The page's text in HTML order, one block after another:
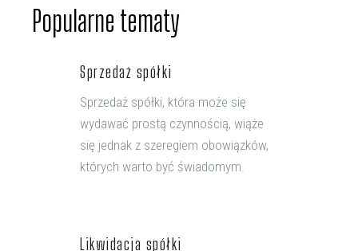
Popularne tematy
Sprzedaż spółki
Sprzedaż spółki, która może się
wydawać prostą czynnością, wiąże
się jednak z szeregiem obowiązków,
których warto być świadomym.
Likwidacja spółki